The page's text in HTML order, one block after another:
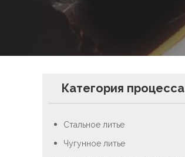
Категория процесса
Стальное литье
Чугунное литье